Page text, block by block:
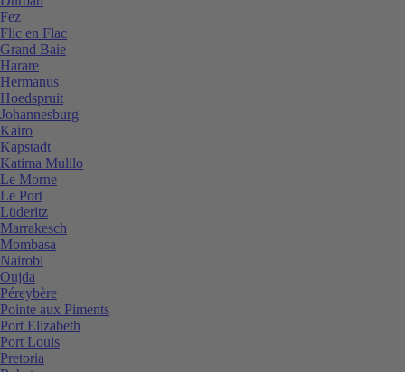
Fez
Flic en Flac
Grand Baie
Harare
Hermanus
Hoedspruit
Johannesburg
Kairo
Kapstadt
Katima Mulilo
Le Morne
Le Port
Lüderitz
Marrakesch
Mombasa
Nairobi
Oujda
Péreybère
Pointe aux Piments
Port Elizabeth
Port Louis
Pretoria